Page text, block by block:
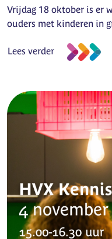
Vrijdag 18 oktober is er
ouders met kinderen in
Lees verder